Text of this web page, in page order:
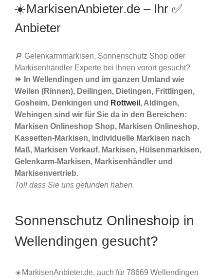
☀️MarkisenAnbieter.de – Ihr ✅
Anbieter
🔎 Gelenkarmmarkisen, Sonnenschutz Shop oder
Markisenhändler Experte bei Ihnen vorort gesucht?
⏩ In Wellendingen und im ganzen Umland wie
Weilen (Rinnen), Deilingen, Dietingen, Frittlingen,
Gosheim, Denkingen und Rottweil , Aldingen,
Wehingen sind wir für Sie da in den Bereichen:
Markisen Onlineshop Shop, Markisen Onlineshop,
Kassetten-Markisen, individuelle Markisen nach
Maß, Markisen Verkauf, Markisen, Hülsenmarkisen,
Gelenkarm-Markisen, Markisenhändler und
Markisenvertrieb.
Toll dass Sie uns gefunden haben.
Sonnenschutz Onlineshoip in
Wellendingen gesucht?
☀️MarkisenAnbieter.de, auch für 78669 Wellendingen